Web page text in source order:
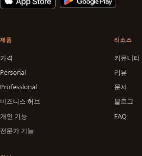
제품
가격
Personal
Professional
비즈니스 허브
개인 기능
전문가 기능
리소스
커뮤니티
리뷰
문서
블로그
FAQ